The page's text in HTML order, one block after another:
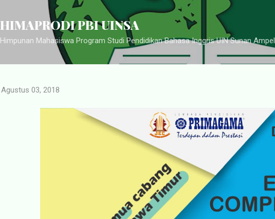
Langsung ke konten utama
HIMAPRODI PBI UINSA
Himpunan Mahasiswa Program Studi Pendidikan Bahasa Inggris UIN Sunan Ampel
Agustus 03, 2018